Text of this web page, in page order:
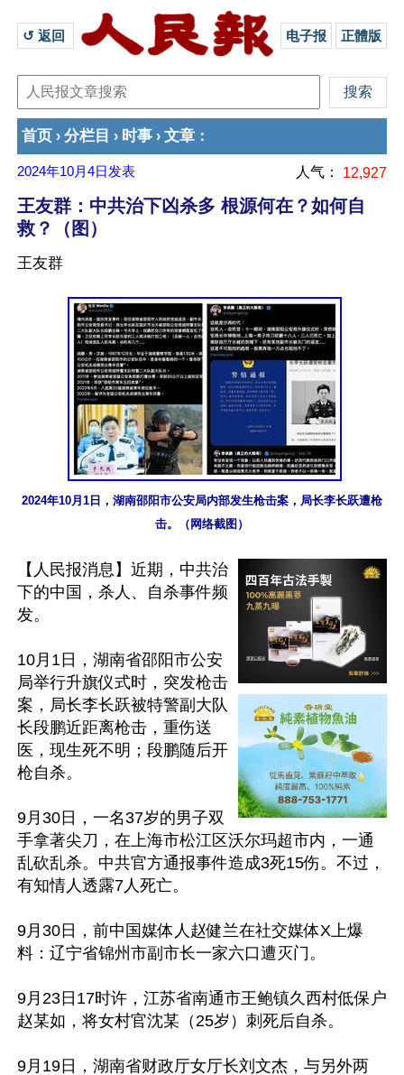
↺ 返回 电子报 正體版
首页 › 分栏目 › 时事 › 文章 ：
2024年10月4日 发表 人气： 12,927
王友群：中共治下凶杀多 根源何在？如何自
救？（图）
王友群
2024年10月1日，湖南邵阳市公安局内部发生枪击案，局长李长跃遭枪
击。（网络截图）
【人民报消息】近期，中共治
下的中国，杀人、自杀事件频
发。
10月1日，湖南省邵阳市公安
局举行升旗仪式时，突发枪击
案，局长李长跃被特警副大队
长段鹏近距离枪击，重伤送
医，现生死不明；段鹏随后开
枪自杀。
9月30日，一名37岁的男子双
手拿著尖刀，在上海市松江区沃尔玛超市内，一通
乱砍乱杀。中共官方通报事件造成3死15伤。不过，
有知情人透露7人死亡。
9月30日，前中国媒体人赵健兰在社交媒体X上爆
料：辽宁省锦州市副市长一家六口遭灭门。
9月23日17时许，江苏省南通市王鲍镇久西村低保户
赵某如，将女村官沈某（25岁）刺死后自杀。
9月19日，湖南省财政厅女厅长刘文杰，与另外两